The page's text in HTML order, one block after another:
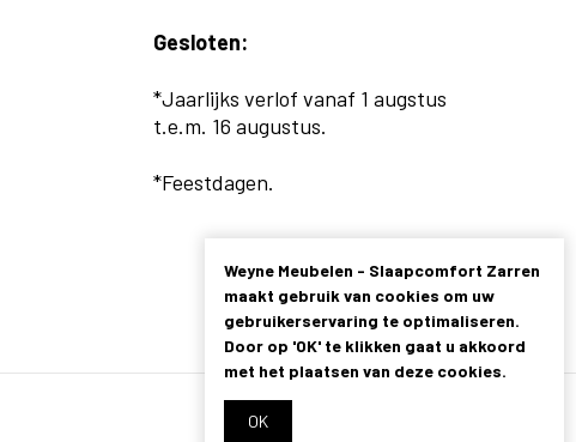
Gesloten:
*Jaarlijks verlof vanaf 1 augstus
t.e.m. 16 augustus.
*Feestdagen.
Weyne Meubelen - Slaapcomfort Zarren
maakt gebruik van cookies om uw
gebruikerservaring te optimaliseren.
Door op 'OK' te klikken gaat u akkoord
met het plaatsen van deze cookies.
OK